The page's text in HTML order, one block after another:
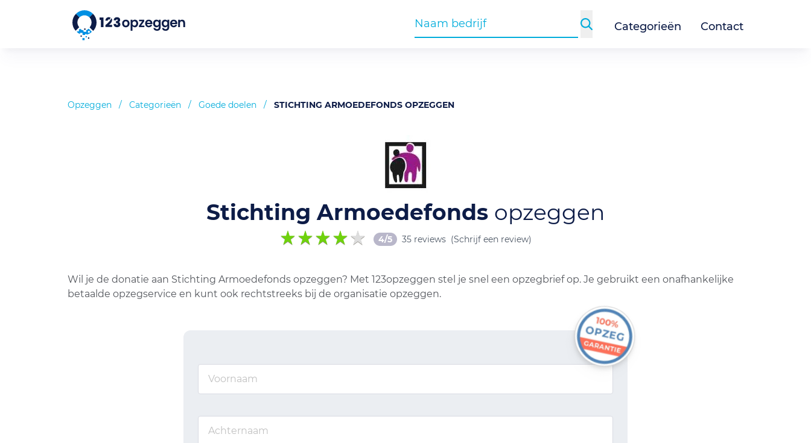
Categorieën Contact
Opzeggen / Categorieën / Goede doelen / STICHTING ARMOEDEFONDS OPZEGGEN
Stichting Armoedefonds opzeggen
4/5 35 reviews (Schrijf een review)
Wil je de donatie aan Stichting Armoedefonds opzeggen? Met 123opzeggen stel je snel een opzegbrief op. Je gebruikt een onafhankelijke
betaalde opzegservice en kunt ook rechtstreeks bij de organisatie opzeggen.